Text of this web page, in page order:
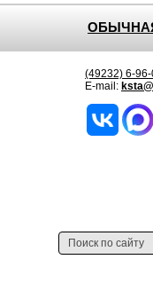
(49232) 6-
E-mail: